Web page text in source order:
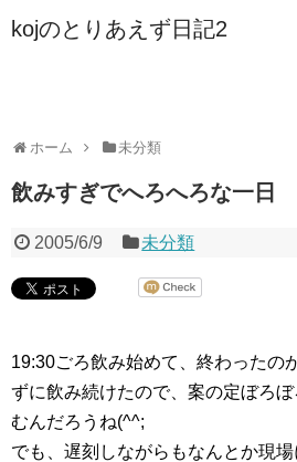
kojのとりあえず日記2
ホーム 未分類
飲みすぎでへろへろな一日
2005/6/9 未分類
19:30ごろ飲み始めて、終わったの
ずに飲み続けたので、案の定ぼろ
むんだろうね(^^;
でも、遅刻しながらもなんとか現